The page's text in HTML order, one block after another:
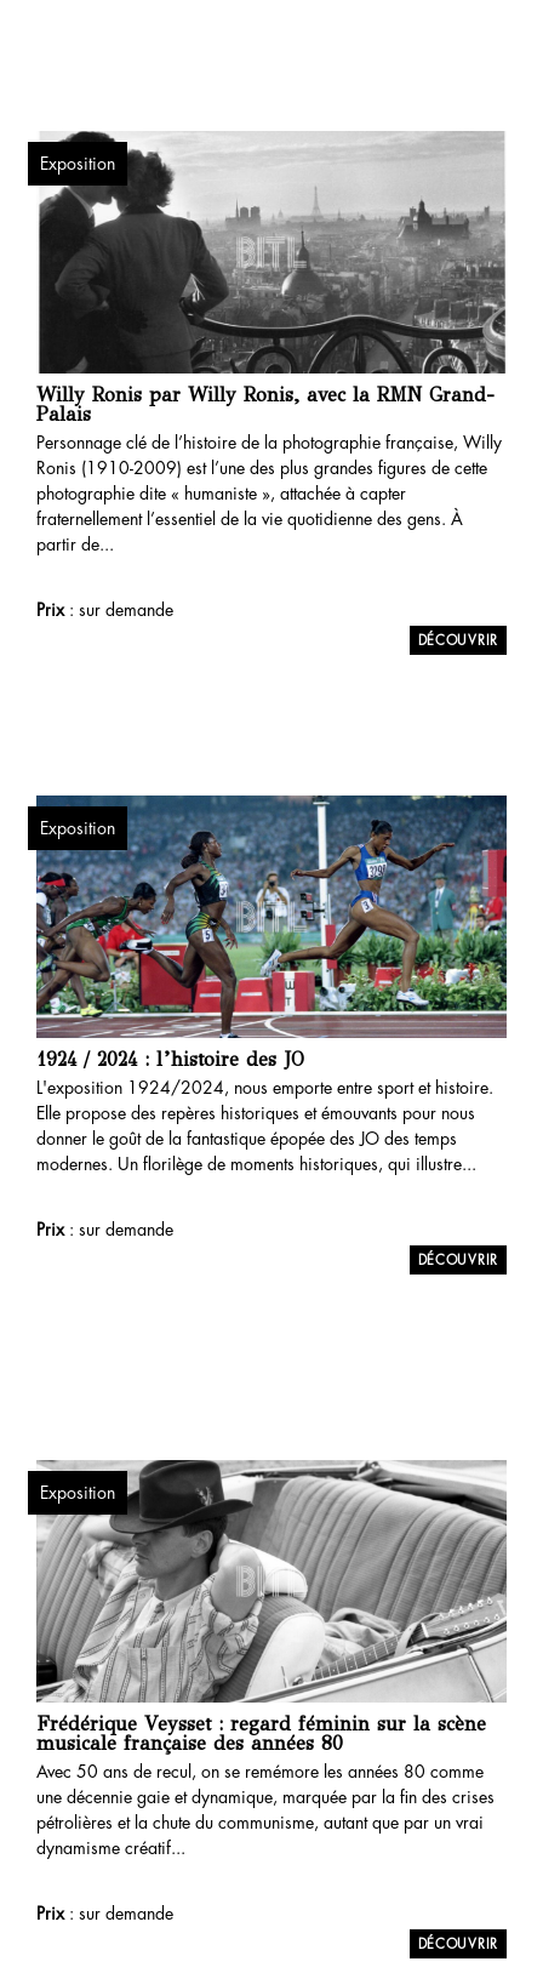
Willy Ronis par Willy Ronis, avec la RMN Grand-
Palais
Personnage clé de l’histoire de la photographie française, Willy
Ronis (1910-2009) est l’une des plus grandes figures de cette
photographie dite « humaniste », attachée à capter
fraternellement l’essentiel de la vie quotidienne des gens. À
partir de...
Prix: sur demande
Exposition
1924 / 2024 : l’histoire des JO
L'exposition 1924/2024, nous emporte entre sport et histoire.
Elle propose des repères historiques et émouvants pour nous
donner le goût de la fantastique épopée des JO des temps
modernes. Un florilège de moments historiques, qui illustre...
Prix: sur demande
Exposition
Frédérique Veysset : regard féminin sur la scène
musicale française des années 80
Avec 50 ans de recul, on se remémore les années 80 comme
une décennie gaie et dynamique, marquée par la fin des crises
pétrolières et la chute du communisme, autant que par un vrai
dynamisme créatif...
Prix: sur demande
Exposition